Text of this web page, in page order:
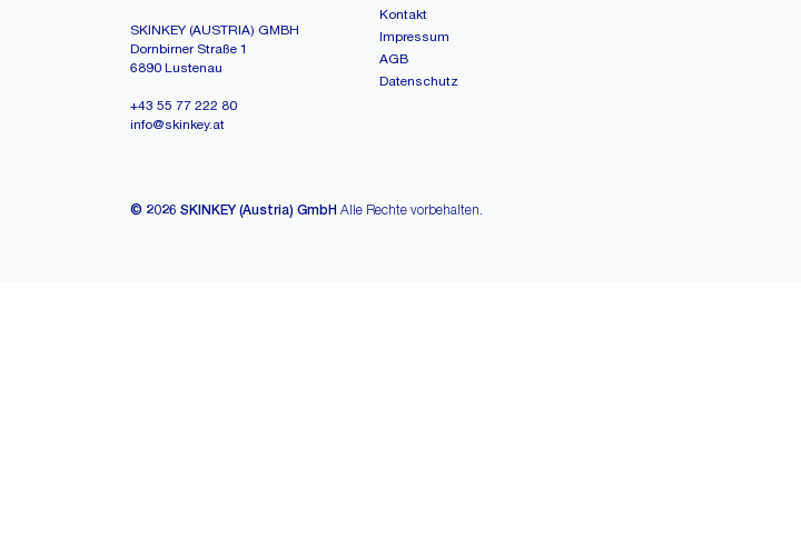
SKINKEY (AUSTRIA) GMBH
Dornbirner Straße 1
6890 Lustenau
+43 55 77 222 80
info@skinkey.at
Kontakt
Impressum
AGB
Datenschutz
© 2026 SKINKEY (Austria) GmbH Alle Rechte vorbehalten.